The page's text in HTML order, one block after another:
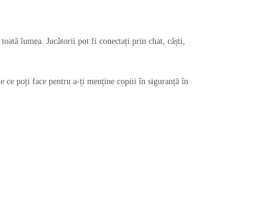
lumea. Jucătorii pot fi conectați prin chat, căști,
ce poți face pentru a-ți menține copiii în siguranță în